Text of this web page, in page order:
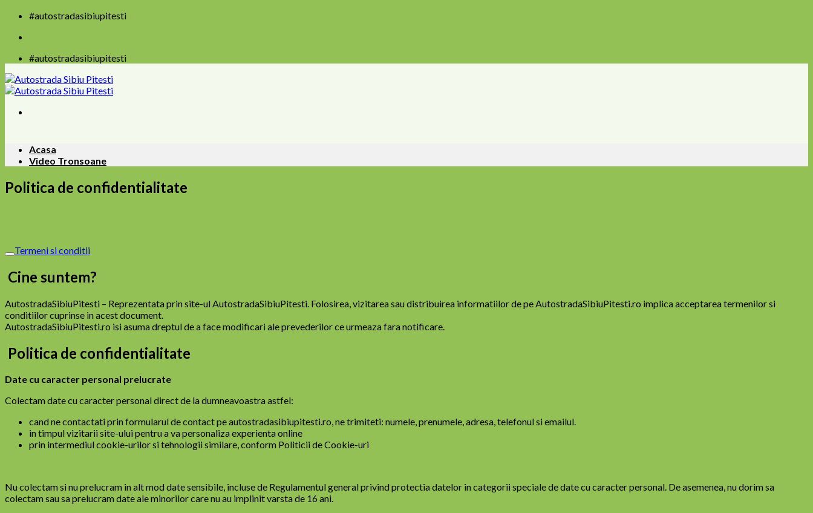
Skip
content
#autostradasibiupitesti
#autostradasibiupitesti
Acasa
Video Tronsoane
Politica de confidentialitate
Termeni si conditii
Cine suntem?
AutostradaSibiuPitesti – Reprezentata prin site-ul AutostradaSibiuPitesti. Folosirea, vizitarea sau distribuirea informatiilor de pe AutostradaSibiuPitesti.ro implica acceptarea termenilor si
conditiilor cuprinse in acest document.
AutostradaSibiuPitesti.ro isi asuma dreptul de a face modificari ale prevederilor ce urmeaza fara notificare.
Politica de confidentialitate
Date cu caracter personal prelucrate
Colectam date cu caracter personal direct de la dumneavoastra astfel:
cand ne contactati prin formularul de contact pe autostradasibiupitesti.ro, ne trimiteti: numele, prenumele, adresa, telefonul si emailul.
in timpul vizitarii site-ului pentru a va personaliza experienta online
prin intermediul cookie-urilor si tehnologii similare, conform Politicii de Cookie-uri
Nu colectam si nu prelucram in alt mod date sensibile, incluse de Regulamentul general privind protectia datelor in categorii speciale de date cu caracter personal. De asemenea, nu dorim sa
colectam sau sa prelucram date ale minorilor care nu au implinit varsta de 16 ani.